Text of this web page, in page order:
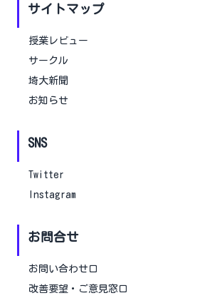
サイトマップ
授業レビュー
サークル
埼大新聞
お知らせ
SNS
Twitter
Instagram
お問合せ
お問い合わせ口
改善要望・ご意見窓口